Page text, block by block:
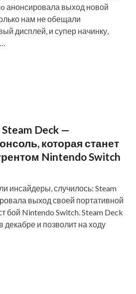
анонсировала выход новой
нам не обещали
дисплей, и супер начинку,
Deck —
которая станет
Nintendo Switch
инсайдеры, случилось: Steam
выход своей портативной
бой Nintendo Switch. Steam Deck
декабре и позволит на ходу